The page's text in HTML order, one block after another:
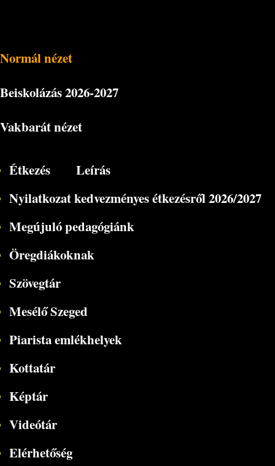
Normál nézet
Beiskolázás2026-2027
Vakbarát nézet
Étkezés
Leírás
Nyilatkozat kedvezményes étkezésről 2026/2027
Megújuló pedagógiánk
Öregdiákoknak
Szövegtár
Mesélő Szeged
Piarista emlékhelyek
Kottatár
Képtár
Videótár
Elérhetőség